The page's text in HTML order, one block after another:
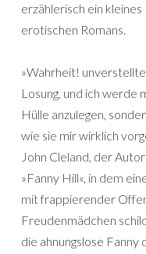
erzählerisch ein
erotischen Romans.
»Wahrheit!
Losung, und ich werde
Hülle anzulegen,
wie sie mir wirklich
John Cleland, der
»Fanny Hill«, in dem
mit frappierender
Freudenmädchen
die ahnungslose Fanny